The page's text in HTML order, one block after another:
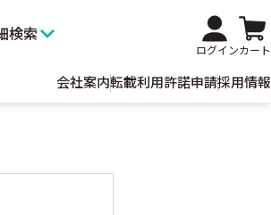
検索
ログインカート
会社案内転載利用許諾申請採用情報